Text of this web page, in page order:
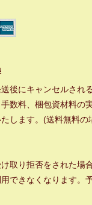
後にキャンセルされ
数料、梱包資材料の
します。(送料無料の
取り拒否をされた場
できなくなります。